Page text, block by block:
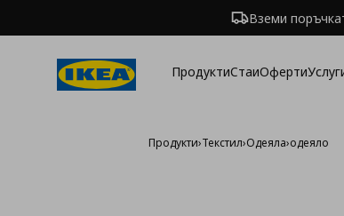
Вземи
ПродуктиСтаиОферти
Продукти›Текстил›Одеяла›одеяло